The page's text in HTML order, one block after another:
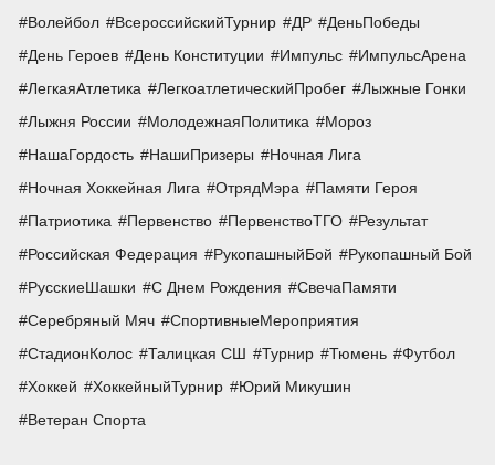
Волейбол
ВсероссийскийТурнир ДР
ДеньПобеды
День Героев
День Конституции Импульс
ИмпульсАрена
ЛегкаяАтлетика
ЛегкоатлетическийПробег
Лыжные Гонки
Лыжня России
МолодежнаяПолитика
Мороз
НашаГордость
НашиПризеры
Ночная Лига
Ночная Хоккейная Лига
ОтрядМэра
Памяти Героя
Патриотика
Первенство ПервенствоТГО
Результат
Российская Федерация
РукопашныйБой
Рукопашный Бой
РусскиеШашки
С Днем Рождения
СвечаПамяти
Серебряный Мяч
СпортивныеМероприятия
СтадионКолос
Талицкая СШ Турнир Тюмень
Футбол
Хоккей
ХоккейныйТурнир
Юрий Микушин
Ветеран Спорта